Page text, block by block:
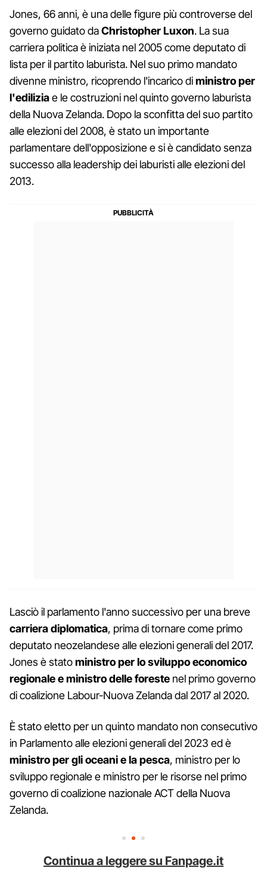
Jones, 66 anni, è una delle figure più controverse del
governo guidato daChristopher Luxon. La sua
carriera politica è iniziata nel 2005 come deputato di
lista per il partito laburista. Nel suo primo mandato
divenne ministro, ricoprendo l'incarico diministro per
l'ediliziae le costruzioni nel quinto governo laburista
della Nuova Zelanda. Dopo la sconfitta del suo partito
alle elezioni del 2008, è stato un importante
parlamentare dell'opposizione e si è candidato senza
successo alla leadership dei laburisti alle elezioni del
2013.
Lasciò il parlamento l'anno successivo per una breve
carriera diplomatica, prima di tornare come primo
deputato neozelandese alle elezioni generali del 2017.
Jones è statoministro per lo sviluppo economico
regionale e ministro delle foreste nel primo governo
di coalizione Labour-Nuova Zelanda dal 2017 al 2020.
È stato eletto per un quinto mandato non consecutivo
in Parlamento alle elezioni generali del 2023 ed è
ministro per gli oceani e la pesca, ministro per lo
sviluppo regionale e ministro per le risorse nel primo
governo di coalizione nazionale ACT della Nuova
Zelanda.
Continua a leggere su Fanpage.it